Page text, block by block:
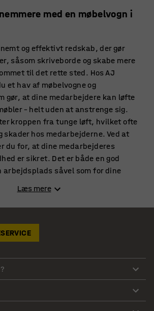
med en møbelvogn i
og effektivt redskab, der gør
såsom skriveborde og skabe mere
til det rette sted. Hos AJ
et hav af møbelvogne og
gør, at dine medarbejdere kan løfte
– helt uden at anstrenge sig.
kroppen fra tunge løft, hvilket ofte
skader hos medarbejderne. Ved at
du for, at dine medarbejderes
er sikret. Det er både en god
arbejdsplads såvel som for dine
der giver smerter i kroppen.
du finde lige netop den vogn, der
håndtere alt fra 250 kg op til 1800
vogn til ethvert behov, uanset om du
skriveborde eller have en vogn, der
møbler.
sikkert og forsvarligt med
Læs mere